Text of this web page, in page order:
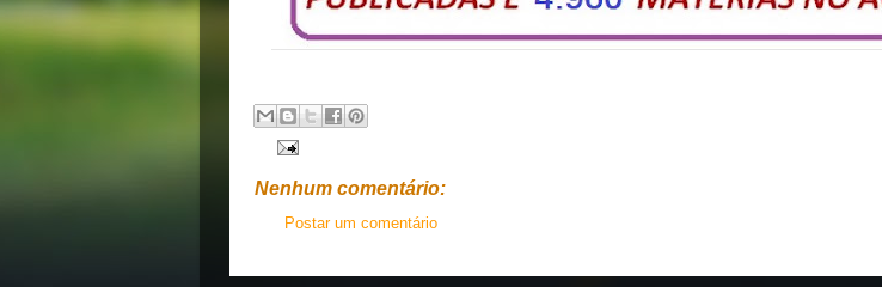
Nenhum comentário:
Postar um comentário